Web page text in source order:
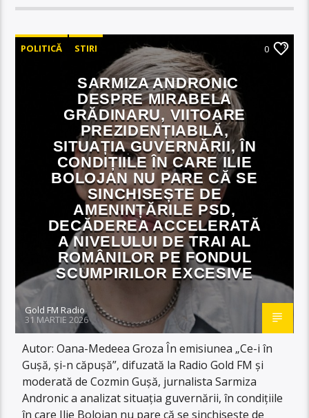
POLITICĂ STIRI 0
SARMIZA ANDRONIC
DESPRE MIRABELA
GRĂDINARU, VIITOARE
PREZIDENȚIABILĂ,
SITUAȚIA GUVERNĂRII, ÎN
CONDIȚIILE ÎN CARE ILIE
BOLOJAN NU PARE CĂ SE
SINCHISEȘTE DE
AMENINȚĂRILE PSD,
DECĂDEREA ACCELERATĂ
A NIVELULUI DE TRAI AL
ROMÂNILOR PE FONDUL
SCUMPIRILOR EXCESIVE
Gold FM Radio
31 MARTIE 2026
Autor: Oana-Medeea Groza În emisiunea „Ce-i în
Gușă, și-n căpușă”, difuzată la Radio Gold FM și
moderată de Cozmin Gușă, jurnalista Sarmiza
Andronic a analizat situația guvernării, în condițiile
în care Ilie Bolojan nu pare că se sinchisește de